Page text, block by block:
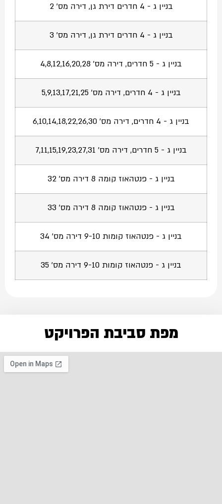
בניין ג - 4 חדרים דירת גן, דירה מס' 2
בניין ג - 4 חדרים דירת גן, דירה מס' 3
בניין ג - 5 חדרים, דירה מס' 4,8,12,16,20,28
בניין ג - 4 חדרים, דירה מס' 5,9,13,17,21,25
בניין ג - 4 חדרים, דירה מס' 6,10,14,18,22,26,30
בניין ג - 5 חדרים, דירה מס' 7,11,15,19,23,27,31
בניין ג - פנטהאוז קומה 8 דירה מס' 32
בניין ג - פנטהאוז קומה 8 דירה מס' 33
בניין ג - פנטהאוז קומות 9-10 דירה מס' 34
בניין ג - פנטהאוז קומות 9-10 דירה מס' 35
מפת סביבת הפרויקט